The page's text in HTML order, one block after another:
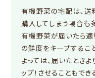
有機野菜の宅配は、送
購入してしまう場合も
有機野菜が届いたら適
の鮮度をキープするこ
よっては、届いたとき
ップ！させることもでき